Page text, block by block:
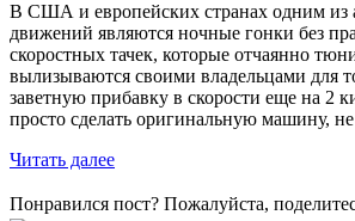
В США и европейских странах одним из
движений являются ночные гонки без
скоростных тачек, которые отчаянно
вылизываются своими владельцами для
заветную прибавку в скорости еще на 2
просто сделать оригинальную машину,
Читать далее
Понравился пост? Пожалуйста,